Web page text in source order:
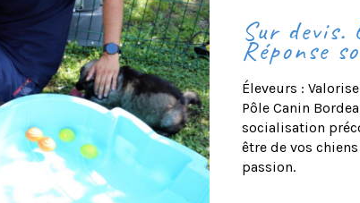
Sur
Réponse
Éleveurs :
Pôle Canin
socialisation
être de vos
passion.